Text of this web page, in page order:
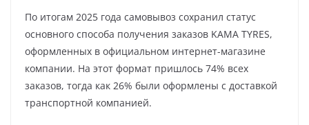
По итогам 2025 года самовывоз сохранил статус
основного способа получения заказов KAMA TYRES,
оформленных в официальном интернет-магазине
компании. На этот формат пришлось 74% всех
заказов, тогда как 26% были оформлены с доставкой
транспортной компанией.